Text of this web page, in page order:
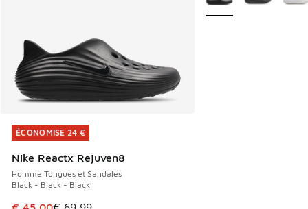
ÉCONOMISE 24 €
Nike Reactx Rejuven8
Homme Tongues et Sandales
Black - Black - Black
Cet article est en promotion. Prix en baisse de € 69,99 à
ÉCONOMISE 24 €